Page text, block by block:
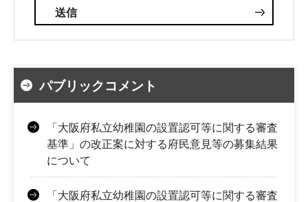
パブリックコメント
「大阪府私立幼稚園の設置認可等に関する審査
基準」の改正案に対する府民意見等の募集結果
について
「大阪府私立幼稚園の設置認可等に関する審査